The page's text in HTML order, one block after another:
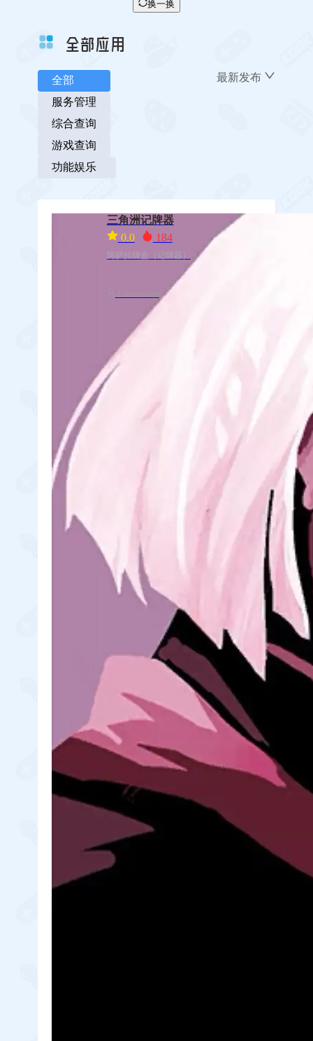
换一换
全部应用
全部
服务管理
综合查询
游戏查询
功能娱乐
最新发布
三角洲记牌器
0.0
184
阿萨拉牌盒（记牌器）
Luminescent